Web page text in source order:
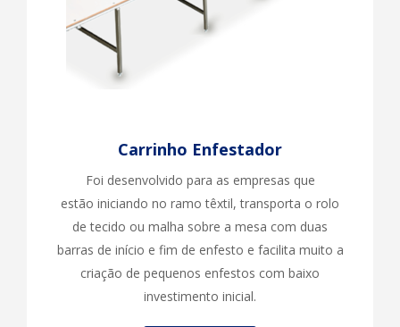
Carrinho Enfestador
Foi desenvolvido para as empresas que
estão iniciando no ramo têxtil, transporta o rolo
de tecido ou malha sobre a mesa com duas
barras de início e fim de enfesto e facilita muito a
criação de pequenos enfestos com baixo
investimento inicial.